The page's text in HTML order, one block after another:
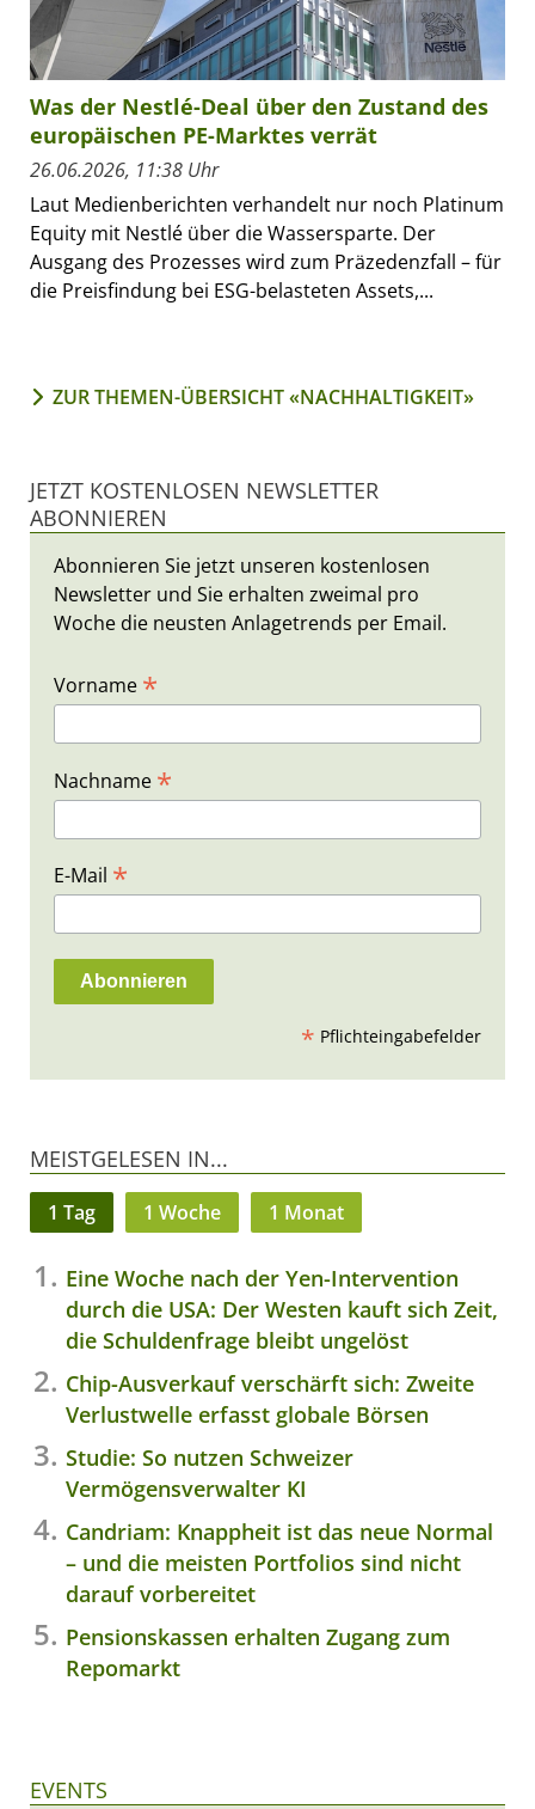
Was der Nestlé-Deal über den Zustand des
europäischen PE-Marktes verrät
26.06.2026, 11:38 Uhr
Laut Medienberichten verhandelt nur noch Platinum
Equity mit Nestlé über die Wassersparte. Der
Ausgang des Prozesses wird zum Präzedenzfall – für
die Preisfindung bei ESG-belasteten Assets,...
ZUR THEMEN-ÜBERSICHT «NACHHALTIGKEIT»
JETZT KOSTENLOSEN NEWSLETTER
ABONNIEREN
Abonnieren Sie jetzt unseren kostenlosen
Newsletter und Sie erhalten zweimal pro
Woche die neusten Anlagetrends per Email.
Vorname *
Nachname *
E-Mail *
* Pflichteingabefelder
MEISTGELESEN IN...
1 Tag 1 Woche 1 Monat
Eine Woche nach der Yen-Intervention
durch die USA: Der Westen kauft sich Zeit,
die Schuldenfrage bleibt ungelöst
Chip-Ausverkauf verschärft sich: Zweite
Verlustwelle erfasst globale Börsen
Studie: So nutzen Schweizer
Vermögensverwalter KI
Candriam: Knappheit ist das neue Normal
– und die meisten Portfolios sind nicht
darauf vorbereitet
Pensionskassen erhalten Zugang zum
Repomarkt
EVENTS